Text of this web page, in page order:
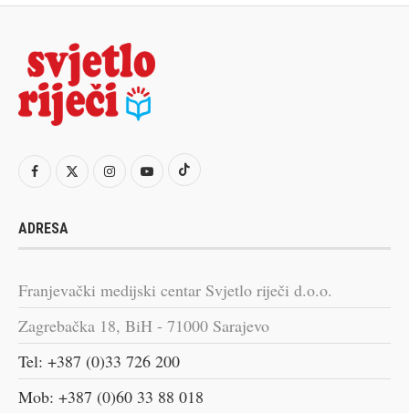
ADRESA
Franjevački medijski centar Svjetlo riječi d.o.o.
Zagrebačka 18, BiH - 71000 Sarajevo
Tel: +387 (0)33 726 200
Mob: +387 (0)60 33 88 018